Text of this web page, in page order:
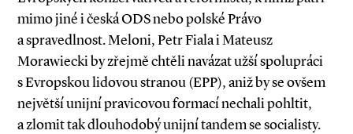
mimo jiné i česká ODS nebo polské Právo
a spravedlnost. Meloni, Petr Fiala i Mateusz
Morawiecki by zřejmě chtěli navázat užší spolupráci
s Evropskou lidovou stranou (EPP), aniž by se ovšem
největší unijní pravicovou formací nechali pohltit,
a zlomit tak dlouhodobý unijní tandem se socialisty.